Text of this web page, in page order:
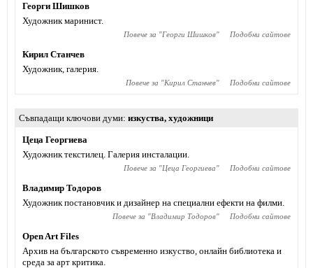
Георги Шишков
Художник маринист.
Повече за "Георги Шишков" Подобни сайтове
Кирил Станчев
Художник, галерия.
Повече за "Кирил Станчев" Подобни сайтове
Съвпадащи ключови думи изкуства, художници
Цеца Георгиева
Художник текстилец. Галерия инсталации.
Повече за "Цеца Георгиева" Подобни сайтове
Владимир Тодоров
Художник постановчик и дизайнер на специални ефекти на филми.
Повече за "Владимир Тодоров" Подобни сайтове
Open Art Files
Архив на българското съвременно изкуство, онлайн библиотека и
среда за арт критика.